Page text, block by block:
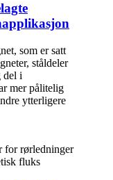
som er satt
ståldeler
del i
mer pålitelig
ytterligere